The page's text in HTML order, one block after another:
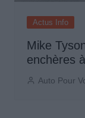
Actus Info
Mike
enchères
Auto Pour